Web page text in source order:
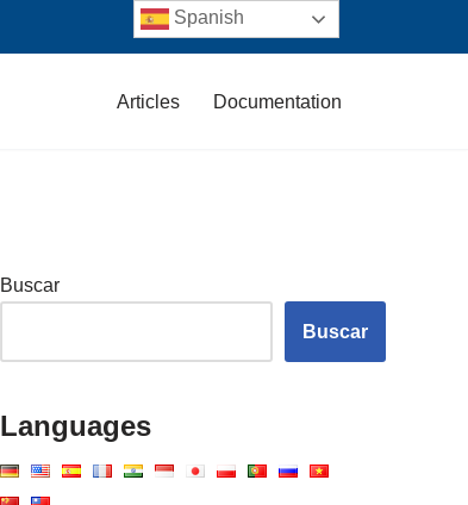
Articles Documentation
Buscar
Buscar
Languages
Spanish